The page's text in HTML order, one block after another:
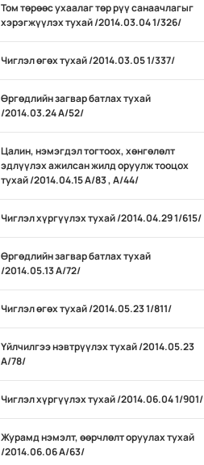
Том төрөөс ухаалаг төр рүү санаачлагыг
хэрэгжүүлэх тухай /2014.03.04 1/326/
Чиглэл өгөх тухай /2014.03.05 1/337/
Өргөдлийн загвар батлах тухай
/2014.03.24 А/52/
Цалин, нэмэгдэл тогтоох, хөнгөлөлт
эдлүүлэх ажилсан жилд оруулж тооцох
тухай /2014.04.15 А/83 , А/44/
Чиглэл хүргүүлэх тухай /2014.04.29 1/615/
Өргөдлийн загвар батлах тухай
/2014.05.13 А/72/
Чиглэл өгөх тухай /2014.05.23 1/811/
Үйлчилгээ нэвтрүүлэх тухай /2014.05.23
А/78/
Чиглэл хүргүүлэх тухай /2014.06.04 1/901/
Журамд нэмэлт, өөрчлөлт оруулах тухай
/2014.06.06 А/63/